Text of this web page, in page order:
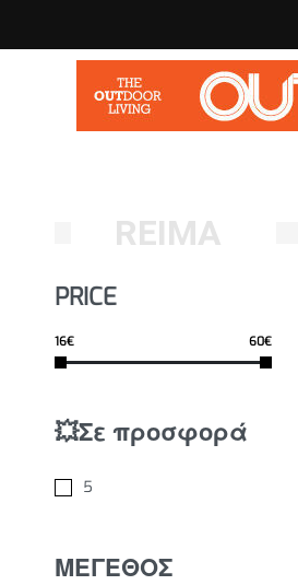
REIMA
PRICE
16€ 60€
💥Σε προσφορά
5
ΜΕΓΕΘΟΣ